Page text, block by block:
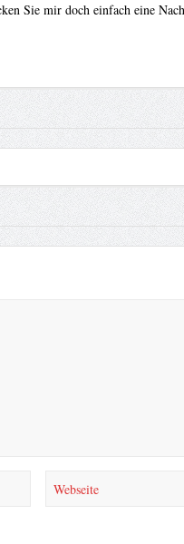
Sie mir doch einfach eine